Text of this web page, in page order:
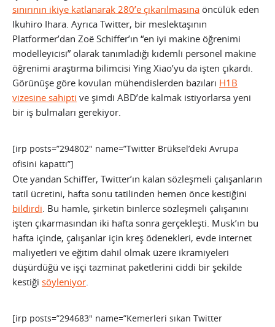
sınırının ikiye katlanarak 280’e çıkarılmasına öncülük eden
Ikuhiro Ihara. Ayrıca Twitter, bir meslektaşının
Platformer’dan Zoë Schiffer’ın “en iyi makine öğrenimi
modelleyicisi” olarak tanımladığı kıdemli personel makine
öğrenimi araştırma bilimcisi Ying Xiao’yu da işten çıkardı.
Görünüşe göre kovulan mühendislerden bazıları H1B
vizesine sahipti ve şimdi ABD’de kalmak istiyorlarsa yeni
bir iş bulmaları gerekiyor.
[irp posts=”294802″ name=”Twitter Brüksel’deki Avrupa
ofisini kapattı”]
Öte yandan Schiffer, Twitter’ın kalan sözleşmeli çalışanların
tatil ücretini, hafta sonu tatilinden hemen önce kestiğini
bildirdi. Bu hamle, şirketin binlerce sözleşmeli çalışanını
işten çıkarmasından iki hafta sonra gerçekleşti. Musk’ın bu
hafta içinde, çalışanlar için kreş ödenekleri, evde internet
maliyetleri ve eğitim dahil olmak üzere ikramiyeleri
düşürdüğü ve işçi tazminat paketlerini ciddi bir şekilde
kestiği söyleniyor.
[irp posts=”294683″ name=”Kemerleri sıkan Twitter